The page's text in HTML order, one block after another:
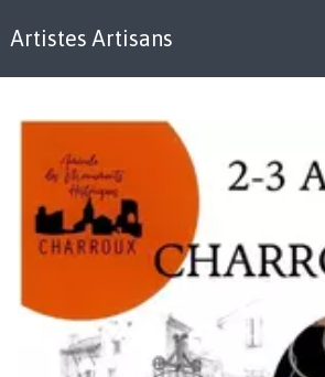
Artistes Artisans